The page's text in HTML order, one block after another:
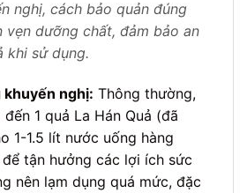
nghị, cách bảo quản đúng
dưỡng chất, đảm bảo an
khi sử dụng.
khuyến nghị: Thông thường,
1 quả La Hán Quả (đã
1-1.5 lít nước uống hàng
tận hưởng các lợi ích sức
nên lạm dụng quá mức, đặc